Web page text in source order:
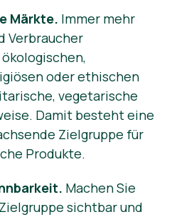
Märkte. Immer mehr
Verbraucher
oder ethischen
vegetarische
Damit besteht eine
Zielgruppe für
Produkte.
Machen Sie
sichtbar und